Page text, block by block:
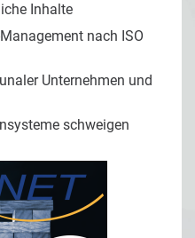
Inhalte
nach ISO
Unternehmen und
schweigen